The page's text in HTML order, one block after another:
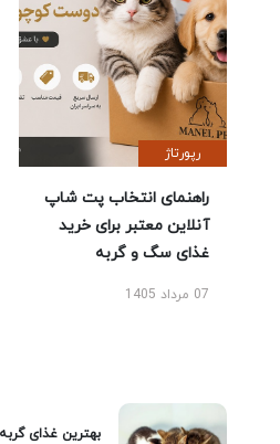
رپورتاژ
راهنمای انتخاب پت شاپ
آنلاین معتبر برای خرید
غذای سگ و گربه
07 مرداد 1405
بهترین غذای